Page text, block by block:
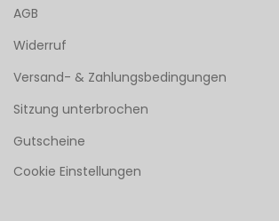
AGB
Widerruf
Versand- & Zahlungsbedingungen
Sitzung unterbrochen
Gutscheine
Cookie Einstellungen